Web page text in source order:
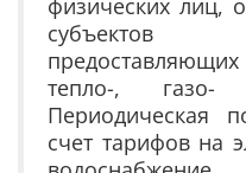
физических лиц,
субъектов
тепло-, газо-
Периодическая
счет тарифов на